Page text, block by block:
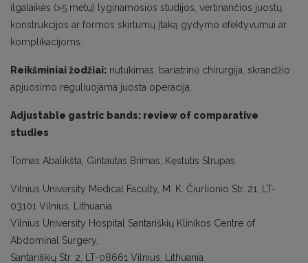
ilgalaikės (>5 metų) lyginamosios studijos, vertinančios juostų
konstrukcijos ar formos skirtumų įtaką gydymo efektyvumui ar
komplikacijoms.
Reikšminiai žodžiai: nutukimas, bariatrinė chirurgija, skrandžio
apjuosimo reguliuojama juosta operacija.
Adjustable gastric bands: review of comparative
studies
Tomas Abalikšta, Gintautas Brimas, Kęstutis Strupas
Vilnius University Medical Faculty, M. K. Čiurlionio Str. 21, LT-
03101 Vilnius, Lithuania
Vilnius University Hospital Santariškių Klinikos Centre of
Abdominal Surgery,
Santariškių Str. 2, LT-08661 Vilnius, Lithuania